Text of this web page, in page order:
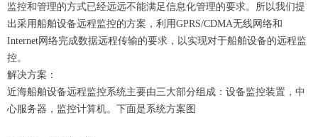
监控和管理的方式已经远远不能满足信息化管理的要求。所以我们提
出采用船舶设备远程监控的方案，利用GPRS/CDMA无线网络和
Internet网络完成数据远程传输的要求，以实现对于船舶设备的远程监
控。
解决方案：
近海船舶设备远程监控系统主要由三大部分组成：设备监控装置，中
心服务器，监控计算机。下面是系统方案图